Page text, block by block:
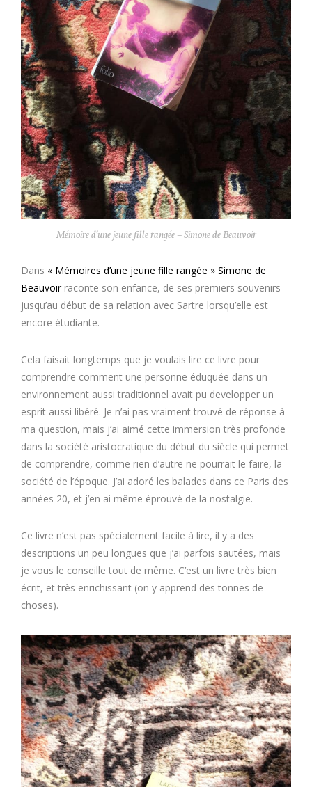
Mémoire d’une jeune fille rangée – Simone de Beauvoir
Dans « Mémoires d’une jeune fille rangée » Simone de
Beauvoirraconte son enfance, de ses premiers souvenirs
jusqu’au début de sa relation avec Sartre lorsqu’elle est
encore étudiante.
Cela faisait longtemps que je voulais lire ce livre pour
comprendre comment une personne éduquée dans un
environnement aussi traditionnel avait pu developper un
esprit aussi libéré. Je n’ai pas vraiment trouvé de réponse à
ma question, mais j’ai aimé cette immersion très profonde
dans la société aristocratique du début du siècle qui permet
de comprendre, comme rien d’autre ne pourrait le faire, la
société de l’époque. J’ai adoré les balades dans ce Paris des
années 20, et j’en ai même éprouvé de la nostalgie.
Ce livre n’est pas spécialement facile à lire, il y a des
descriptions un peu longues que j’ai parfois sautées, mais
je vous le conseille tout de même. C’est un livre très bien
écrit, et très enrichissant (on y apprend des tonnes de
choses).